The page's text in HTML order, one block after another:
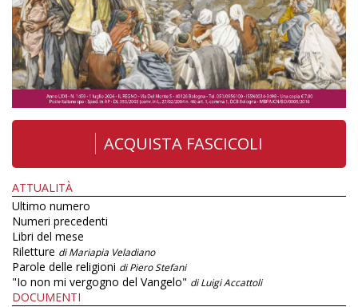
ACQUISTA FASCICOLI
ATTUALITÀ
Ultimo numero
Numeri precedenti
Libri del mese
Riletture di Mariapia Veladiano
Parole delle religioni di Piero Stefani
"Io non mi vergogno del Vangelo" di Luigi Accattoli
DOCUMENTI